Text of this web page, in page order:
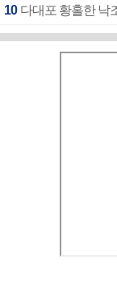
10 다대포 황홀한 낙